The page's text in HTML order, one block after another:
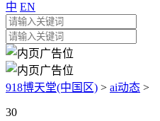
中 EN
918博天堂(中国区) > ai动态 >
30